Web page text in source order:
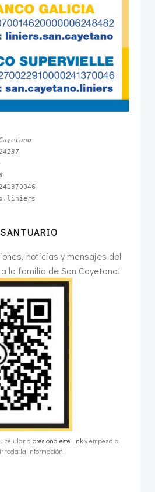
noticias y mensajes del
la familia de San Cayetano!
celular o presioná este link y empezá a
toda la información.